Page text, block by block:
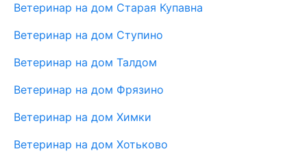
Ветеринар на дом Старая Купавна
Ветеринар на дом Ступино
Ветеринар на дом Талдом
Ветеринар на дом Фрязино
Ветеринар на дом Химки
Ветеринар на дом Хотьково